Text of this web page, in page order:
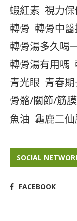
蝦紅素 視力保
轉骨 轉骨中醫
轉骨湯多久喝
轉骨湯有用嗎
青光眼 青春
骨骼/關節/筋
魚油 龜鹿二仙
SOCIAL
FACEBOOK